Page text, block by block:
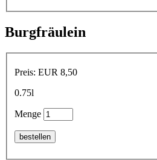
Burgfräulein
Preis: EUR 8,50
0.75l
Menge